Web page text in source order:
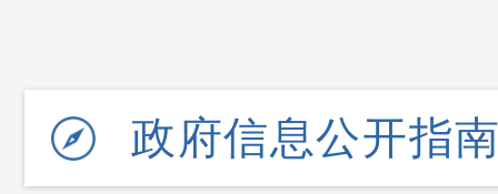
政府信息公开指